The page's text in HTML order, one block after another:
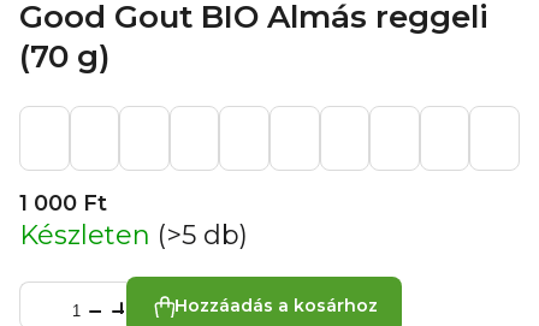
Good Gout BIO Almás reggeli
(70 g)
1 000 Ft
Készleten (>5 db)
Hozzáadás a kosárhoz